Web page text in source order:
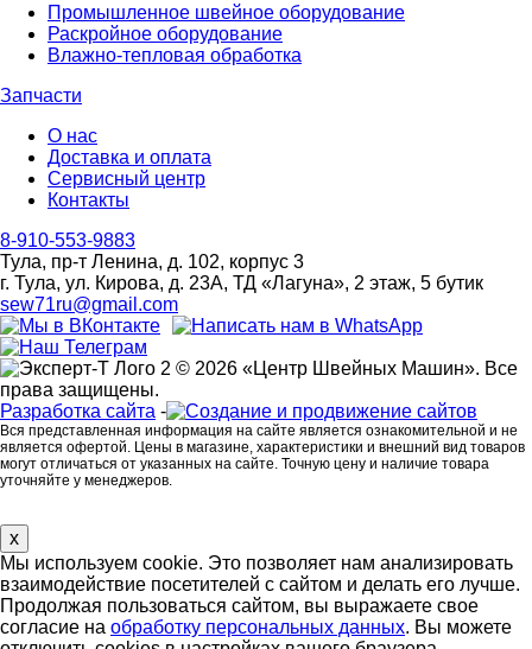
Промышленное швейное оборудование
Раскройное оборудование
Влажно-тепловая обработка
Запчасти
О нас
Доставка и оплата
Сервисный центр
Контакты
8-910-553-9883
Тула, пр-т Ленина, д. 102, корпус 3
г. Тула, ул. Кирова, д. 23А, ТД «Лагуна», 2 этаж, 5 бутик
sew71ru@gmail.com
© 2026 «Центр Швейных Машин». Все
права защищены.
Разработка сайта -
Вся представленная информация на сайте является ознакомительной и не
является офертой. Цены в магазине, характеристики и внешний вид товаров
могут отличаться от указанных на сайте. Точную цену и наличие товара
уточняйте у менеджеров.
x
Мы используем cookie. Это позволяет нам анализировать
взаимодействие посетителей с сайтом и делать его лучше.
Продолжая пользоваться сайтом, вы выражаете свое
согласие на обработку персональных данных. Вы можете